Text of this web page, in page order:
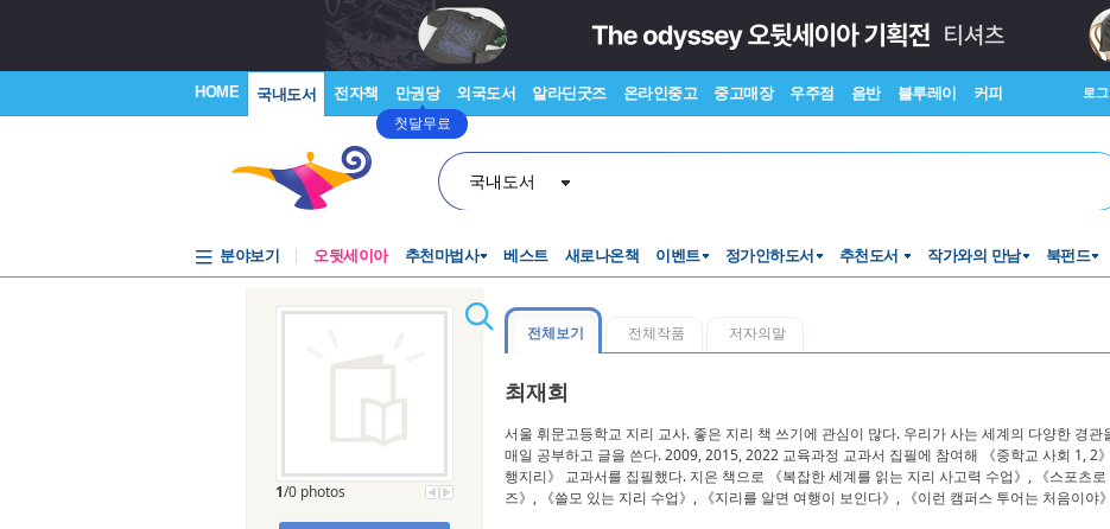
HOME 국내도서 전자책 만권당
첫달무료
외국도서 알라딘굿즈 온라인중고 중고매장 우주점 음반 블루레이 커피 로
국내도서
분야보기 오뒷세이아 추천마법사 베스트 새로나온책 이벤트 정가인하도서 추천도서 작가와의 만남 북펀드
1/0 photos
전체보기 전체작품 저자의말
최재희
서울 휘문고등학교 지리 교사. 좋은 지리 책 쓰기에 관심이 많다. 우리가 사는 세계의 다양한 경
매일 공부하고 글을 쓴다. 2009, 2015, 2022 교육과정 교과서 집필에 참여해 《중학교 사회 1, 2
행지리》 교과서를 집필했다. 지은 책으로 《복잡한 세계를 읽는 지리 사고력 수업》, 《스포츠
즈》, 《쓸모 있는 지리 수업》, 《지리를 알면 여행이 보인다》, 《이런 캠퍼스 투어는 처음이야